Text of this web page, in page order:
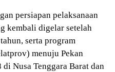
persiapan pelaksanaan
kembali digelar setelah
serta program
menuju Pekan
Nusa Tenggara Barat dan